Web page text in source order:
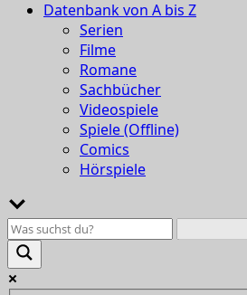
Datenbank von A bis Z
Serien
Filme
Romane
Sachbücher
Videospiele
Spiele (Offline)
Comics
Hörspiele